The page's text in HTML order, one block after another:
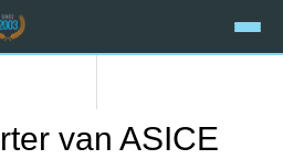
van ASICE